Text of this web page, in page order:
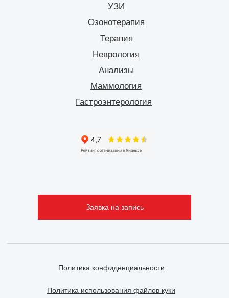
Заявка на запись
УЗИ
Терапия
Гастроэнтерология
Озонотерапия
Неврология
Анализы
Маммология
Политика использования файлов куки
Политика конфиденциальности